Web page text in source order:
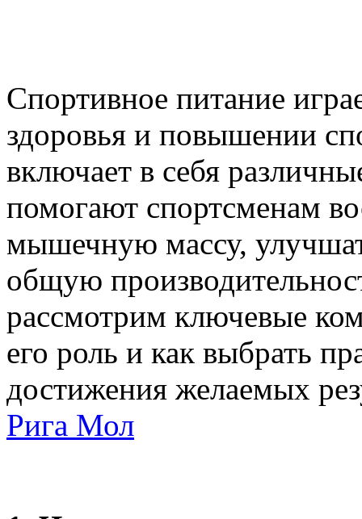
Спортивное питание
здоровья и повышении
включает в себя
помогают спортсменам
мышечную массу,
общую
рассмотрим ключевые
его роль и как выбрать
достижения желаемых
Рига Мол